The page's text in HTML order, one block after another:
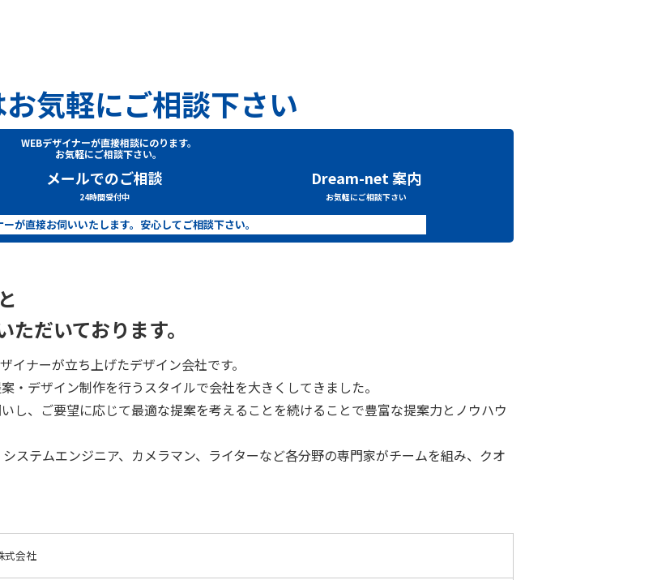
お気軽にご相談下さい
WEBデザイナーが直接相談にのります。
お気軽にご相談下さい。
メールでのご相談
24時間受付中
Dream-net 案内
お気軽にご相談下さい
が直接お伺いいたします。安心してご相談下さい。
だいております。
イナーが立ち上げたデザイン会社です。
・デザイン制作を行うスタイルで会社を大きくしてきました。
し、ご要望に応じて最適な提案を考えることを続けることで豊富な提案力とノウハウ
ステムエンジニア、カメラマン、ライターなど各分野の専門家がチームを組み、クオ
式会社